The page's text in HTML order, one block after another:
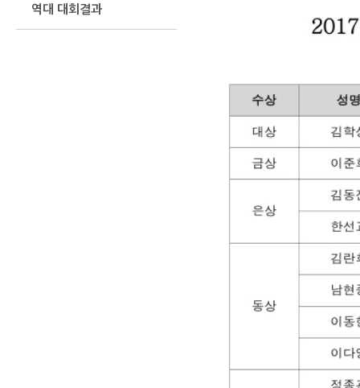
역대 대회결과